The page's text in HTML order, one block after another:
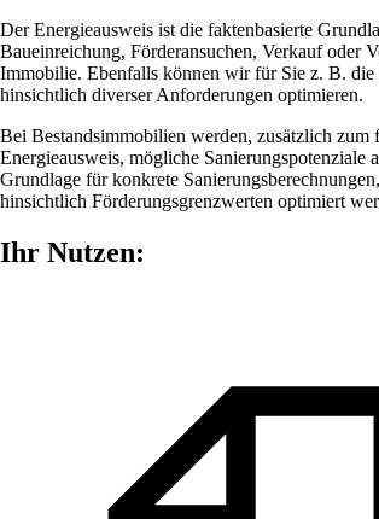
Der Energieausweis ist die faktenbasierte
Baueinreichung, Förderansuchen, Verkauf oder
Immobilie. Ebenfalls können wir für Sie z. B. die
hinsichtlich diverser Anforderungen optimieren.
Bei Bestandsimmobilien werden, zusätzlich zum
Energieausweis, mögliche Sanierungspotenziale
Grundlage für konkrete
hinsichtlich Förderungsgrenzwerten optimiert
Ihr Nutzen: